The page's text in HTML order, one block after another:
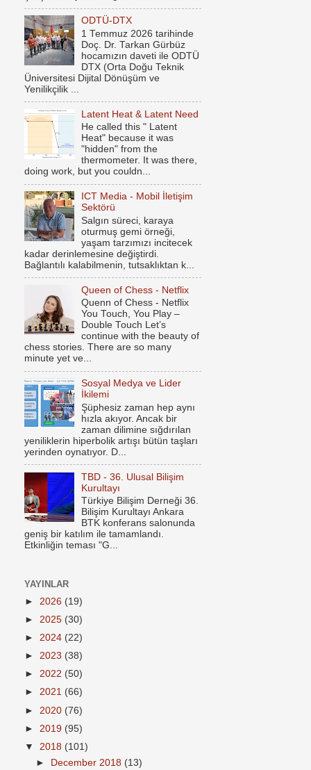
ODTÜ-DTX
1 Temmuz 2026 tarihinde
Doç. Dr. Tarkan Gürbüz
hocamızın daveti ile ODTÜ
DTX (Orta Doğu Teknik
Üniversitesi Dijital Dönüşüm ve
Yenilikçilik ...
Latent Heat & Latent Need
He called this " Latent
Heat" because it was
"hidden" from the
thermometer. It was there,
doing work, but you couldn...
ICT Media - Mobil İletişim
Sektörü
Salgın süreci, karaya
oturmuş gemi örneği,
yaşam tarzımızı incitecek
kadar derinlemesine değiştirdi.
Bağlantılı kalabilmenin, tutsaklıktan k...
Queen of Chess - Netflix
Quenn of Chess - Netflix
You Touch, You Play –
Double Touch Let’s
continue with the beauty of
chess stories. There are so many
minute yet ve...
Sosyal Medya ve Lider
İkilemi
Şüphesiz zaman hep aynı
hızla akıyor. Ancak bir
zaman dilimine sığdırılan
yeniliklerin hiperbolik artışı bütün taşları
yerinden oynatıyor. D...
TBD - 36. Ulusal Bilişim
Kurultayı
Türkiye Bilişim Derneği 36.
Bilişim Kurultayı Ankara
BTK konferans salonunda
geniş bir katılım ile tamamlandı.
Etkinliğin teması "G...
YAYINLAR
► 2026 (19)
► 2025 (30)
► 2024 (22)
► 2023 (38)
► 2022 (50)
► 2021 (66)
► 2020 (76)
► 2019 (95)
▼ 2018 (101)
► December 2018 (13)